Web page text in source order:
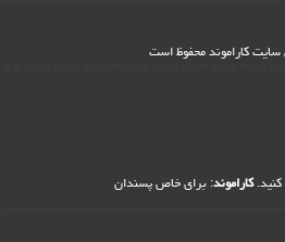
کنید.کاراموند: برای خاص پسندان